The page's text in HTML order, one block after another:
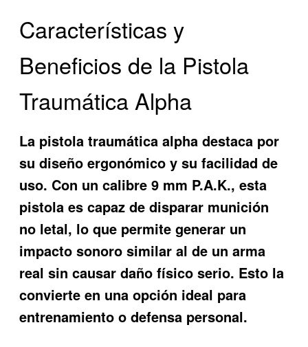
Características y
Beneficios de la Pistola
Traumática Alpha
La pistola traumática alpha destaca por
su diseño ergonómico y su facilidad de
uso. Con un calibre 9 mm P.A.K., esta
pistola es capaz de disparar munición
no letal, lo que permite generar un
impacto sonoro similar al de un arma
real sin causar daño físico serio. Esto la
convierte en una opción ideal para
entrenamiento o defensa personal.